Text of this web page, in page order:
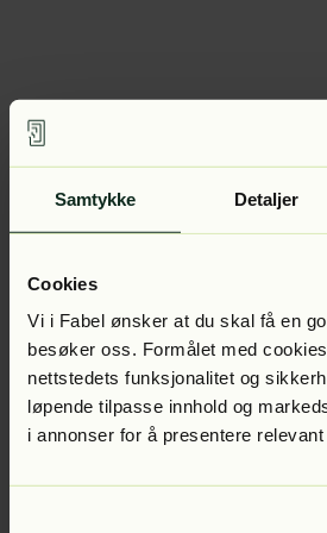
Samtykke Detaljer
Cookies
Vi i Fabel ønsker at du skal få en
besøker oss. Formålet med
nettstedets funksjonalitet og
løpende tilpasse innhold og
i annonser for å presentere